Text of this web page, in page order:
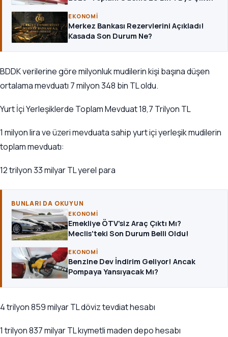
EKONOMI
Merkez Bankası Rezervlerini Açıkladı!
Kasada Son Durum Ne?
BDDK verilerine göre milyonluk mudilerin kişi başına düşen
ortalama mevduatı 7 milyon 348 bin TL oldu.
Yurt İçi Yerleşiklerde Toplam Mevduat 18,7 Trilyon TL
1 milyon lira ve üzeri mevduata sahip yurt içi yerleşik mudilerin
toplam mevduatı:
12 trilyon 33 milyar TL yerel para
BUNLARI DA OKUYUN
EKONOMI
Emekliye ÖTV'siz Araç Çıktı Mı?
Meclis'teki Son Durum Belli Oldu!
EKONOMI
Benzine Dev İndirim Geliyor! Ancak
Pompaya Yansıyacak Mı?
4 trilyon 859 milyar TL döviz tevdiat hesabı
1 trilyon 837 milyar TL kıymetli maden depo hesabı